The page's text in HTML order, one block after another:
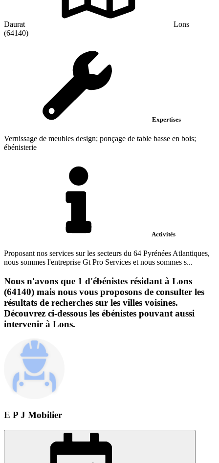
Daurat
Lons
(64140)
Expertises
Vernissage de meubles design; ponçage de table basse en bois;
ébénisterie
Activités
Proposant nos services sur les secteurs du 64 Pyrénées Atlantiques,
nous sommes l'entreprise Gt Pro Services et nous sommes s...
Nous n'avons que 1 d'ébénistes résidant à Lons
(64140) mais nous vous proposons de consulter les
résultats de recherches sur les villes voisines.
Découvrez ci-dessous les ébénistes pouvant aussi
intervenir à Lons.
E P J Mobilier